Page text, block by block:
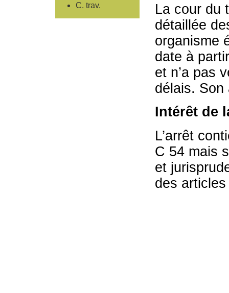
La cour du
détaillée
organisme
date à
et n’a pas
délais. Son
Intérêt de
L’arrêt
C 54 mais
et
des
C. trav.